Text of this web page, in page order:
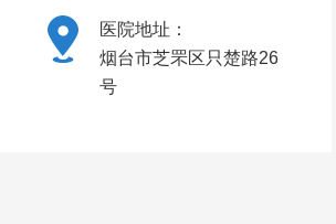
医院地址：
烟台市芝罘区只楚路26
号